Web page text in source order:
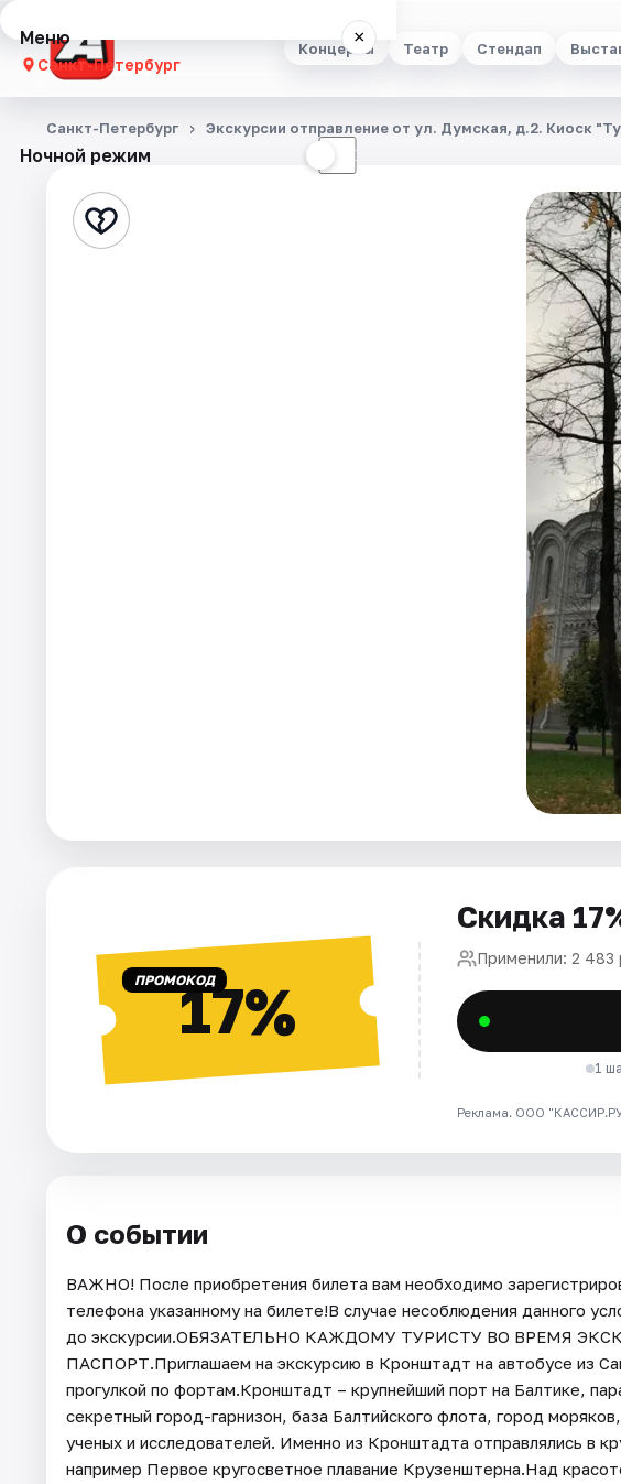
Концерты Театр Стендап
Меню ×
Санкт-Петербург
Концерты
Стендап
Ночной режим ☾
Санкт-Петербург Экскурсии отправление от ул. Думская, д.2. Киоск
ПРОМОКОД17%
Скидка
Применили: 2 483
1
Реклама. ООО
О событии
ВАЖНО! После приобретения билета вам необходимо
телефона указанному на билете!В случае несоблюдения данного
до экскурсии.ОБЯЗАТЕЛЬНО КАЖДОМУ ТУРИСТУ ВО ВРЕМЯ
ПАСПОРТ.Приглашаем на экскурсию в Кронштадт на автобусе из
прогулкой по фортам.Кронштадт – крупнейший порт на Балтике,
секретный город-гарнизон, база Балтийского флота, город
ученых и исследователей. Именно из Кронштадта отправлялись в
например Первое кругосветное плавание Крузенштерна.Над